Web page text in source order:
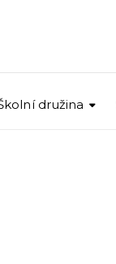
družina